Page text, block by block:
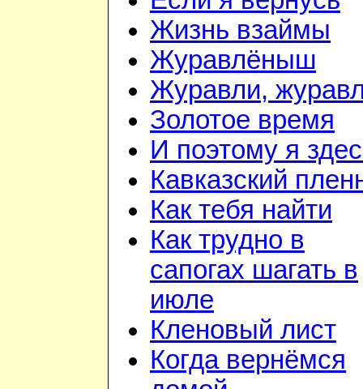
Жизнь взаймы
Журавлёныш
Журавли,
Золотое время
И поэтому я
Кавказский
Как тебя найти
Как трудно в
сапогах шагать в
июле
Кленовый лист
Когда вернёмся